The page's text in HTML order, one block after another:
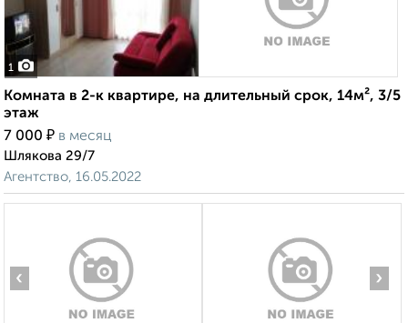
1
Комната в 2-к квартире, на длительный срок, 14м², 3/5
этаж
7 000 ₽ в месяц
Шлякова 29/7
Агентство, 16.05.2022
‹ ›